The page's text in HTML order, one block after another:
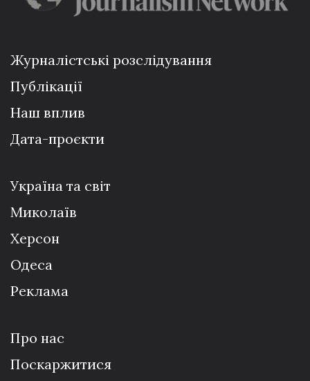
Журналістські розслідування
Публікації
Наш вплив
Дата-проєкти
Україна та світ
Миколаїв
Херсон
Одеса
Реклама
Про нас
Поскаржитися